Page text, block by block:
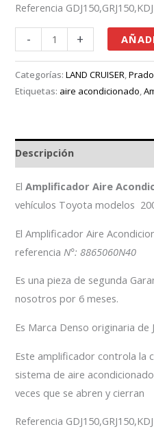
Referencia
- +
Categorías:LAND CRUISER,
Etiquetas: aire acondicionado,
Descripción
ElAmplificador Aire
vehículos Toyota modelos
El Amplificador Aire
referencia N°: 8865060N40
Es una pieza de segunda
nosotros por 6 meses.
Es Marca Denso originaria de
Este amplificador controla la
sistema de aire
veces que se abren y cierran
Referencia